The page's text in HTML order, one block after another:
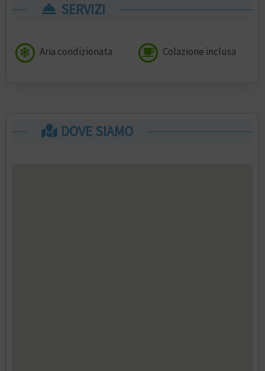
SERVIZI
Aria condizionata Colazione inclusa
DOVE SIAMO